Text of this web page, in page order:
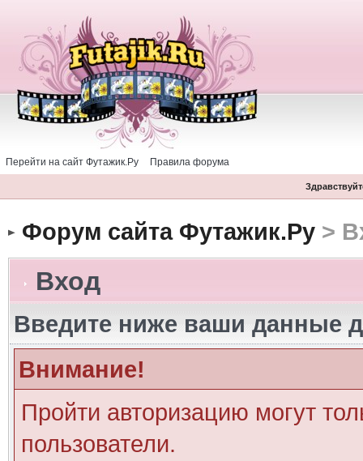
Перейти на сайт Футажик.Ру Правила форума
Форум сайта Футажик.Ру>
Вход
Введите ниже ваши данные
Внимание!
Пройти авторизацию могут
пользователи.